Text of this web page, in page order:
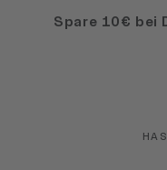
Spare 10€ bei